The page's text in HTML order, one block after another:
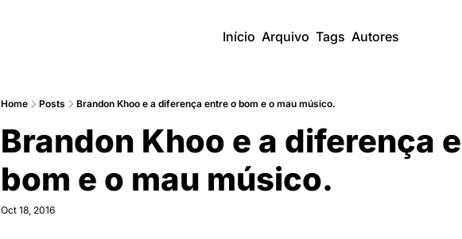
Início Arquivo Tags Autores
Home Posts Brandon Khoo e a diferença entre o bom e o mau músico.
Brandon Khoo e a diferença
bom e o mau músico.
Oct 18, 2016